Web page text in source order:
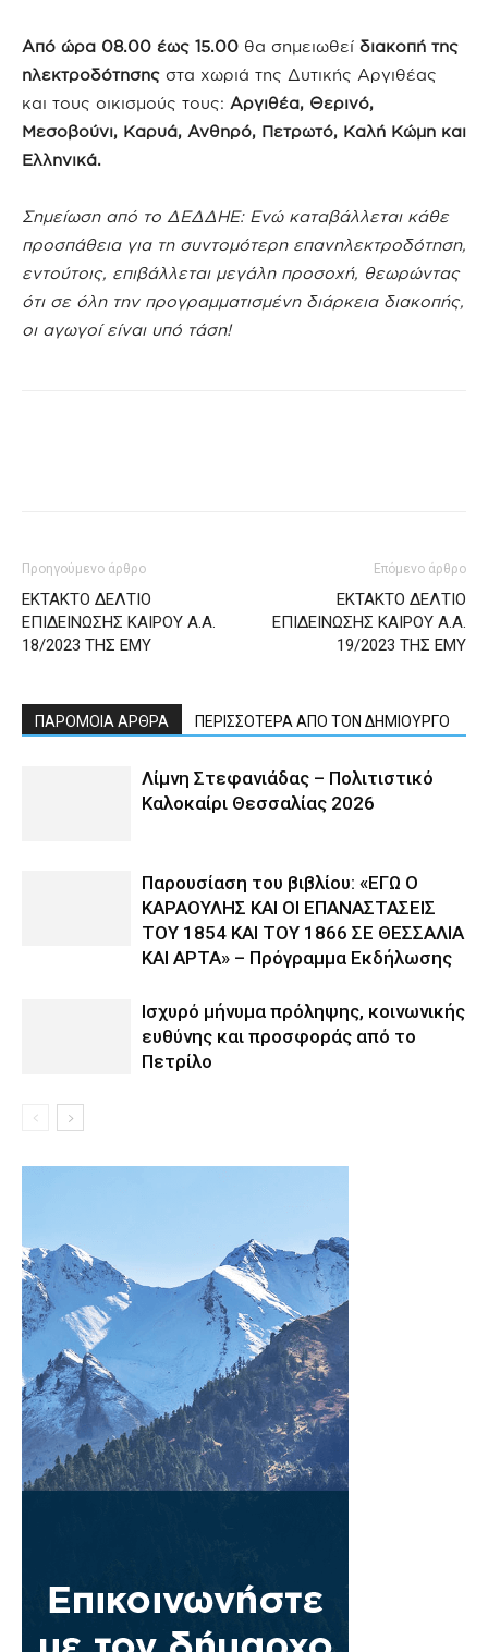
Από ώρα 08.00 έως 15.00 θα σημειωθεί διακοπή της
ηλεκτροδότησης στα χωριά της Δυτικής Αργιθέας
και τους οικισμούς τους: Αργιθέα, Θερινό,
Μεσοβούνι, Καρυά, Ανθηρό, Πετρωτό, Καλή Κώμη και
Ελληνικά.
Σημείωση από το ΔΕΔΔΗΕ: Ενώ καταβάλλεται κάθε
προσπάθεια για τη συντομότερη επανηλεκτροδότηση,
εντούτοις, επιβάλλεται μεγάλη προσοχή, θεωρώντας
ότι σε όλη την προγραμματισμένη διάρκεια διακοπής,
οι αγωγοί είναι υπό τάση!
Προηγούμενο άρθρο
ΕΚΤΑΚΤΟ ΔΕΛΤΙΟ
ΕΠΙΔΕΙΝΩΣΗΣ ΚΑΙΡΟΥ Α.Α.
18/2023 ΤΗΣ ΕΜΥ
Επόμενο άρθρο
ΕΚΤΑΚΤΟ ΔΕΛΤΙΟ
ΕΠΙΔΕΙΝΩΣΗΣ ΚΑΙΡΟΥ Α.Α.
19/2023 ΤΗΣ ΕΜΥ
ΠΑΡΟΜΟΙΑ ΑΡΘΡΑ ΠΕΡΙΣΣΟΤΕΡΑ ΑΠΟ ΤΟΝ ΔΗΜΙΟΥΡΓΟ
Λίμνη Στεφανιάδας – Πολιτιστικό
Καλοκαίρι Θεσσαλίας 2026
Παρουσίαση του βιβλίου: «ΕΓΩ Ο
ΚΑΡΑΟΥΛΗΣ ΚΑΙ ΟΙ ΕΠΑΝΑΣΤΑΣΕΙΣ
ΤΟΥ 1854 ΚΑΙ ΤΟΥ 1866 ΣΕ ΘΕΣΣΑΛΙΑ
ΚΑΙ ΑΡΤΑ» – Πρόγραμμα Εκδήλωσης
Ισχυρό μήνυμα πρόληψης, κοινωνικής
ευθύνης και προσφοράς από το
Πετρίλο